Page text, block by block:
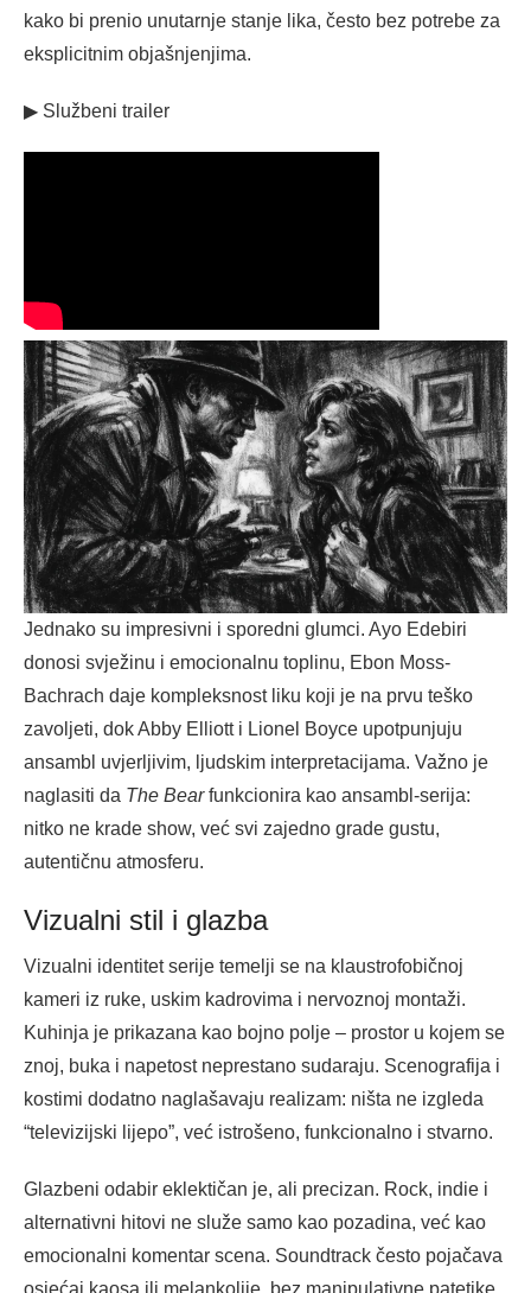
kako bi prenio unutarnje stanje lika, često bez potrebe za
eksplicitnim objašnjenjima.
▶ Službeni trailer
Jednako su impresivni i sporedni glumci. Ayo Edebiri
donosi svježinu i emocionalnu toplinu, Ebon Moss-
Bachrach daje kompleksnost liku koji je na prvu teško
zavoljeti, dok Abby Elliott i Lionel Boyce upotpunjuju
ansambl uvjerljivim, ljudskim interpretacijama. Važno je
naglasiti da The Bearfunkcionira kao ansambl-serija:
nitko ne krade show, već svi zajedno grade gustu,
autentičnu atmosferu.
Vizualni stil i glazba
Vizualni identitet serije temelji se na klaustrofobičnoj
kameri iz ruke, uskim kadrovima i nervoznoj montaži.
Kuhinja je prikazana kao bojno polje – prostor u kojem se
znoj, buka i napetost neprestano sudaraju. Scenografija i
kostimi dodatno naglašavaju realizam: ništa ne izgleda
“televizijski lijepo”, već istrošeno, funkcionalno i stvarno.
Glazbeni odabir eklektičan je, ali precizan. Rock, indie i
alternativni hitovi ne služe samo kao pozadina, već kao
emocionalni komentar scena. Soundtrack često pojačava
osjećaj kaosa ili melankolije, bez manipulativne patetike.